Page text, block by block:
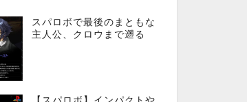
スパロボで最後のまともな
主人公、クロウまで遡る